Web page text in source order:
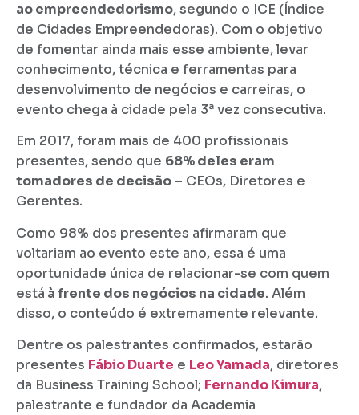
ao empreendedorismo, segundo o ICE (Índice
de Cidades Empreendedoras). Com o objetivo
de fomentar ainda mais esse ambiente, levar
conhecimento, técnica e ferramentas para
desenvolvimento de negócios e carreiras, o
evento chega à cidade pela 3ª vez consecutiva.
Em 2017, foram mais de 400 profissionais
presentes, sendo que 68% deles eram
tomadores de decisão – CEOs, Diretores e
Gerentes.
Como 98% dos presentes afirmaram que
voltariam ao evento este ano, essa é uma
oportunidade única de relacionar-se com quem
está à frente dos negócios na cidade. Além
disso, o conteúdo é extremamente relevante.
Dentre os palestrantes confirmados, estarão
presentes Fábio Duarte e Leo Yamada, diretores
da Business Training School; Fernando Kimura,
palestrante e fundador da Academia